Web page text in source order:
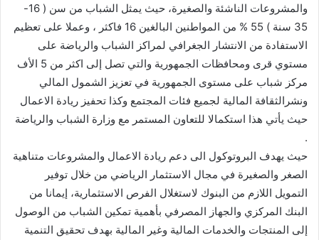
والمشروعات الناشئة والصغيرة، حيث يمثل الشباب من سن ( 16-
35 سنة ) 55 % من المواطنين البالغين 16 فاكثر ، وعملا على تعظيم
الاستفادة من الانتشار الجغرافي لمراكز الشباب والرياضة على
مستوي قرى ومحافظات الجمهورية والتي تصل إلى اكثر من 5 الأف
مركز شباب على مستوى الجمهورية في تعزيز الشمول المالي
ونشرالثقافة المالية لجميع فئات المجتمع وكذا تحفيز ريادة الاعمال
حيث يأتي هذا استكمالا للتعاون المستمر مع وزارة الشباب والرياضة
.
حيث يهدف البروتوكول الى دعم ريادة الاعمال والمشروعات متناهية
الصغر والصغيرة في مجال الاستثمار الرياضي من خلال توفير
التمويل اللازم من البنوك لاستغلال الفرص الاستثمارية، إيمانا من
البنك المركزي والجهاز المصرفي بأهمية تمكين الشباب من الوصول
إلى المنتجات والخدمات المالية وغير المالية بهدف تحقيق التنمية